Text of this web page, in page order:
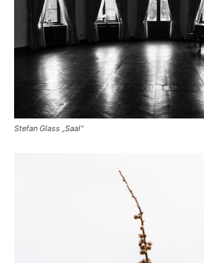
Stefan Glass „Saal“